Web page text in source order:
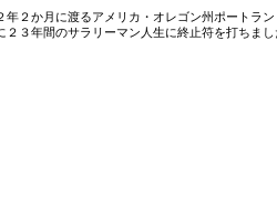
年２か月に渡るアメリカ・オレゴン州ポートラ
２３年間のサラリーマン人生に終止符を打ちま